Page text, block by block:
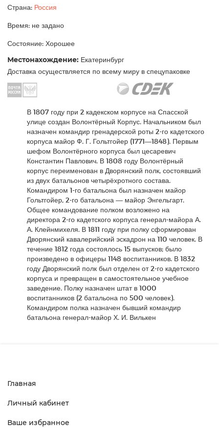
Страна: Россия
Время: не задано
Состояние: Хорошее
Местонахождение: Екатеринбург
Доставка осуществляется по всему миру в спецупаковке
В 1807 году при 2 кадекском корпусе на Спасской
улице создан Волонтёрный Корпус. Начальником был
назначен командир гренадерской роты 2-го кадетского
корпуса майор Ф. Г. Гольтгойер (1771—1848). Первым
шефом Волонтёрного корпуса был цесаревич
Константин Павлович. В 1808 году Волонтёрный
корпус переименован в Дворянский полк, состоявший
из двух батальонов четырёхротного состава.
Командиром 1-го батальона был назначен майор
Гольтгойер, 2-го батальона — майор Энгельгарт.
Общее командование полком возложено на
директора 2-го кадетского корпуса генерал-майора А.
А. Клейнмихеля. В 1811 году при полку сформирован
Дворянский кавалерийский эскадрон на 110 человек. В
течение 1812 года состоялось 15 выпусков; было
произведено в офицеры 1148 воспитанников. В 1832
году Дворянский полк был отделен от 2-го кадетского
корпуса и превращен в самостоятельное учебное
заведение. Полку назначен штат в 1000
воспитанников (2 батальона по 500 человек).
Командиром полка назначен бывший командир
батальона генерал-майор Х. И. Вилькен
Главная
Личный кабинет
Ваше избранное